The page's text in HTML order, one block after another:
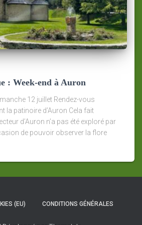
: Week-end à Auron
12 juillet Rendez-vous
la patinoire d’Auron Cela fait
d’Auron n’a pas été exploré par
de pouvoir observer la flore
(EU) CONDITIONS GÉNÉRALES